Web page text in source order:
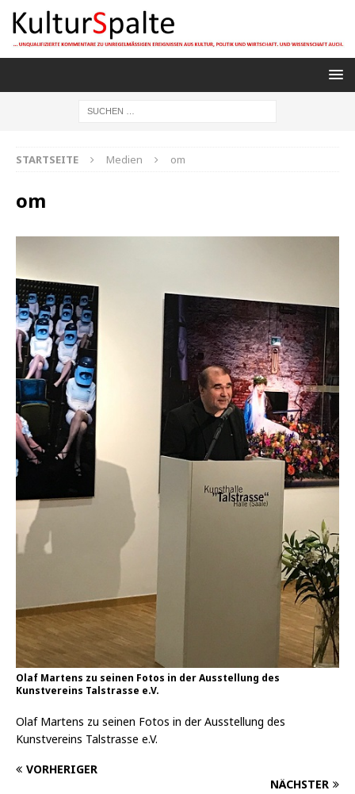
STARTSEITE Medien om
om
Olaf Martens zu seinen Fotos in der Ausstellung des
Kunstvereins Talstrasse e.V.
Olaf Martens zu seinen Fotos in der Ausstellung des
Kunstvereins Talstrasse e.V.
VORHERIGER
NÄCHSTER